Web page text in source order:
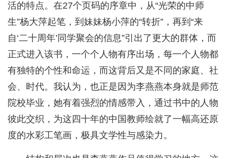
活的特点。在27个页码的序章中，从“光荣的中师
生”杨大萍起笔，到妹妹杨小萍的“转折”，再到“来
自‘二十周年’同学聚会的信息”引出了更大的群体，而
正式进入该书，一个个人物有序出场，每一个人物都
有独特的个性和命运，而这背后又是不同的家庭、社
会、时代。我认为，也正是因为李燕燕本身就是师范
院校毕业，她有着强烈的情感带入，通过书中的人物
彼此交织，为这四十年的中国教师绘就了一幅高还原
度的水彩工笔画，极具文学性与感染力。